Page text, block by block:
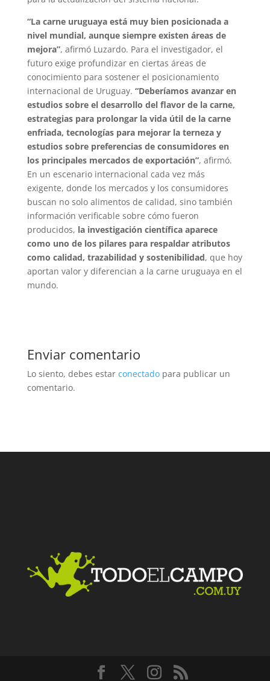
“La carne uruguaya está muy bien posicionada a
nivel mundial, aunque siempre existen áreas de
mejora”, afirmó Luzardo. Para el investigador, el
futuro exige profundizar en ciertas áreas de
conocimiento para sostener el posicionamiento
internacional de Uruguay. “Deberíamos avanzar en
estudios sobre el desarrollo del flavor de la carne,
estrategias para prolongar la vida útil de la carne
enfriada, tecnologías para mejorar la terneza y
estudios sobre preferencias de consumidores en
los principales mercados de exportación”, afirmó.
En un escenario internacional cada vez más
exigente, donde los mercados y los consumidores
buscan no solo alimentos de calidad, sino también
información verificable sobre cómo fueron
producidos, la investigación científica aparece
como uno de los pilares para respaldar atributos
como calidad, trazabilidad y sostenibilidad, que hoy
aportan valor y diferencian a la carne uruguaya en el
mundo.
Enviar comentario
Lo siento, debes estar conectadopara publicar un
comentario.
Facebook